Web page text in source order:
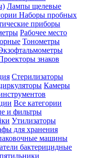
Лампы щелевые
Наборы пробных
приборы
Рабочее место
Тонометры
знаков
Стерилизаторы
Камеры
Все категории
и фильтры
Утилизаторы
для хранения
машины
бактерицидные